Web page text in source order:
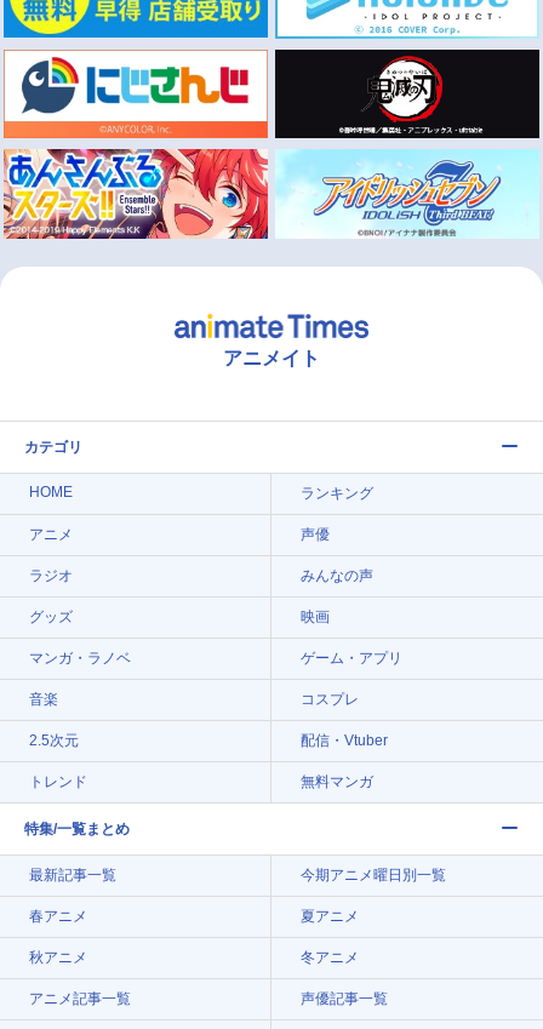
アニメイト
カテゴリ
HOME ランキング
アニメ 声優
ラジオ みんなの声
グッズ 映画
マンガ・ラノベ ゲーム・アプリ
音楽 コスプレ
2.5次元 配信・Vtuber
トレンド 無料マンガ
特集/一覧まとめ
最新記事一覧 今期アニメ曜日別一覧
春アニメ 夏アニメ
秋アニメ 冬アニメ
アニメ記事一覧 声優記事一覧